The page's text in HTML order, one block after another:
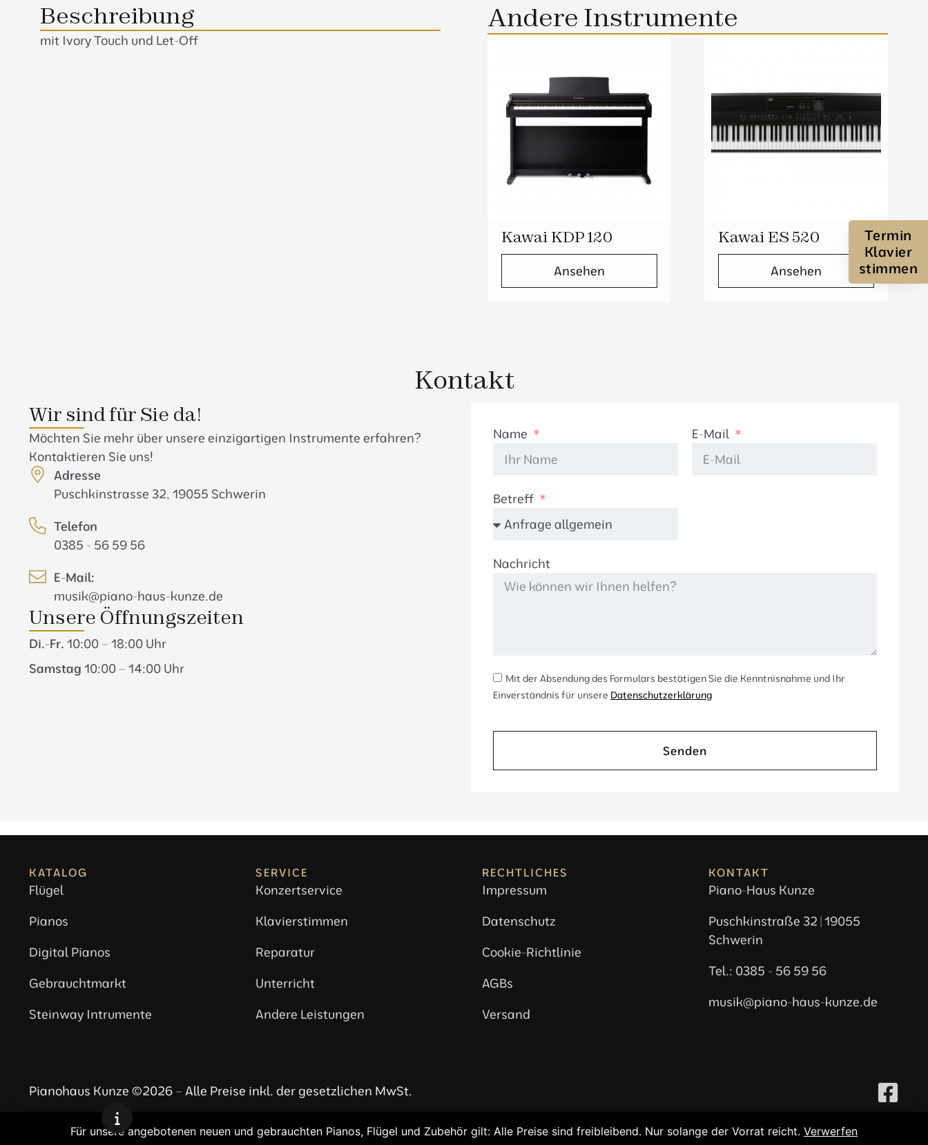
Beschreibung
mit Ivory Touch und Let-Off
Andere Instrumente
Kawai KDP 120
Ansehen
Kawai ES 520
Ansehen
Kontakt
Wir sind für Sie da!
Möchten Sie mehr über unsere einzigartigen Instrumente erfahren?
Kontaktieren Sie uns!
Adresse
Puschkinstrasse 32, 19055 Schwerin
Telefon
0385 - 56 59 56
E-Mail:
musik@piano-haus-kunze.de
Unsere Öffnungszeiten
Di.-Fr. 10:00 – 18:00 Uhr
Samstag 10:00 – 14:00 Uhr
Name E-Mail
Betreff
Nachricht
Mit der Absendung des Formulars bestätigen Sie die Kenntnisnahme und Ihr
Einverständnis für unsere Datenschutzerklärung
Senden
Termin
Klavier
stimmen
KATALOG
Flügel
Pianos
Digital Pianos
Gebrauchtmarkt
Steinway Intrumente
SERVICE
Konzertservice
Klavierstimmen
Reparatur
Unterricht
Andere Leistungen
RECHTLICHES
Impressum
Datenschutz
Cookie-Richtlinie
AGBs
Versand
KONTAKT
Piano-Haus Kunze
Puschkinstraße 32 | 19055
Schwerin
Tel.: 0385 - 56 59 56
musik@piano-haus-kunze.de
Pianohaus Kunze ©2026 – Alle Preise inkl. der gesetzlichen MwSt.
Für unsere angebotenen neuen und gebrauchten Pianos, Flügel und Zubehör gilt: Alle Preise sind freibleibend. Nur solange der Vorrat reicht. Verwerfen